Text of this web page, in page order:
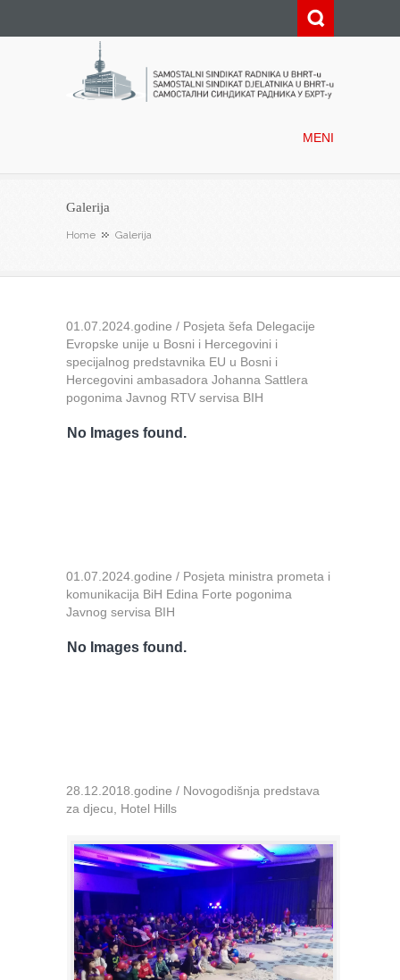
MENI
Galerija
Home Galerija
01.07.2024.godine / Posjeta šefa Delegacije
Evropske unije u Bosni i Hercegovini i
specijalnog predstavnika EU u Bosni i
Hercegovini ambasadora Johanna Sattlera
pogonima Javnog RTV servisa BIH
No Images found.
01.07.2024.godine / Posjeta ministra prometa i
komunikacija BiH Edina Forte pogonima
Javnog servisa BIH
No Images found.
28.12.2018.godine / Novogodišnja predstava
za djecu, Hotel Hills